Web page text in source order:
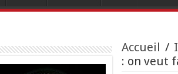
Accueil /
: on veut